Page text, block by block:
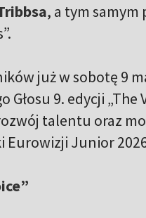
, a tym
już w sobotę 9
Głosu 9. edycji
talentu oraz
Eurowizji Junior